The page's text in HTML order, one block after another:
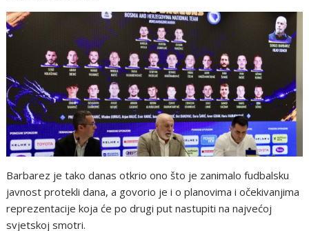
Barbarez je tako danas otkrio ono što je zanimalo fudbalsku
javnost protekli dana, a govorio je i o planovima i očekivanjima
reprezentacije koja će po drugi put nastupiti na najvećoj
svjetskoj smotri.